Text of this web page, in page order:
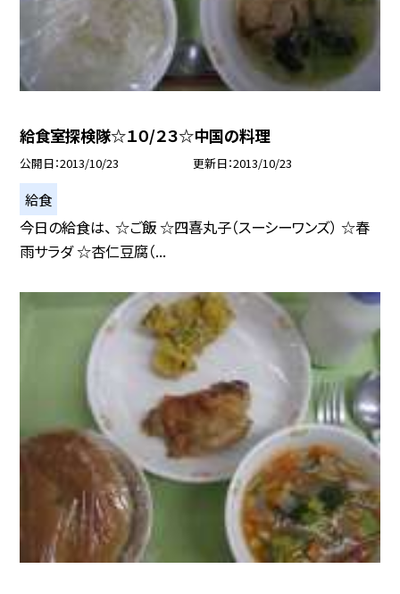
給食室探検隊☆１０/２３☆中国の料理
公開日 2013/10/23 更新日 2013/10/23
給食
今日の給食は、 ☆ご飯 ☆四喜丸子（スーシーワンズ） ☆春
雨サラダ ☆杏仁豆腐（...